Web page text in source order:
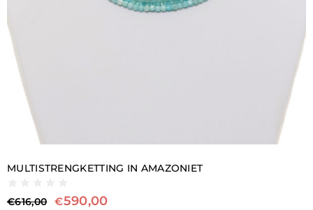
MULTISTRENGKETTING IN AMAZONIET
€616,00 €590,00